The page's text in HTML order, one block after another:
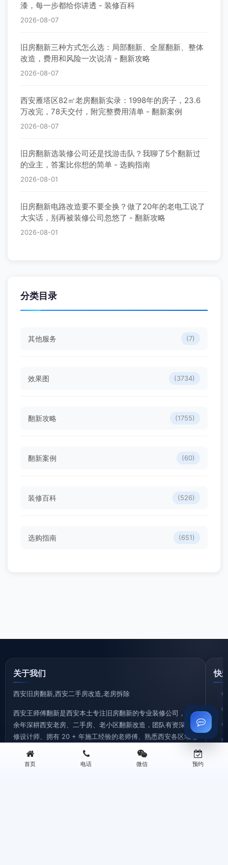
漆，每一步都给你讲透 - 装修百科
2026-08-07
旧房翻新三种方式怎么选：局部翻新、全屋翻新、整体
改造，费用和风险一次说清 - 翻新攻略
2026-08-07
西安雁塔区82㎡老房翻新实录：1998年的房子，23.6
万改完，78天交付，附完整费用清单 - 翻新案例
2026-08-07
旧房翻新选装修公司还是找游击队？我聊了5个翻新过
的业主，答案比你想的简单 - 选购指南
2026-08-01
旧房翻新电路改造要不要全换？做了20年的老电工说了
大实话，别再被装修公司忽悠了 - 翻新攻略
2026-08-01
分类目录
其他服务 (7)
效果图 (3734)
翻新攻略 (1755)
翻新案例 (60)
装修百科 (526)
选购指南 (651)
关于我们
西安旧房翻新,西安二手房改造,老房拆除
西安王师傅翻新是西安本土专注旧房翻新的专业装修公司，20
余年深耕西安老房、二手房、老小区翻新改造，团队有资深装
修设计师、拥有 20 + 年施工经验的老师傅、熟悉西安各区域老
房户型特点、水电改造难点、装修政策要求。
快
首页 电话 微信 预约